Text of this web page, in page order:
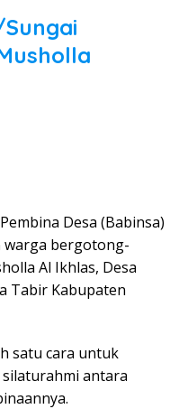
Desa (Babinsa)
warga bergotong-
Al Ikhlas, Desa
Tabir Kabupaten
satu cara untuk
antara